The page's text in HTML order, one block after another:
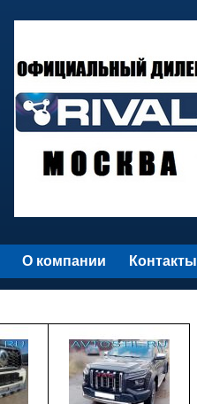
О компании Контакты